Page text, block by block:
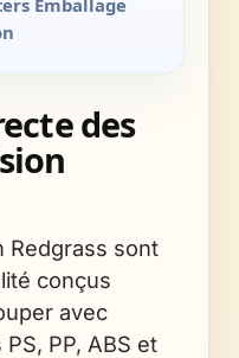
Emballage
des
Redgrass sont
conçus
avec
PP, ABS et